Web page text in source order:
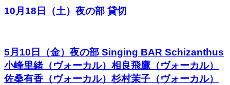
10月18日（土）夜の部 貸切
5月10日（金）夜の部 Singing BAR Schizanthus
小峰里緒（ヴォーカル）相良飛鷹（ヴォーカル）
佐桑有香（ヴォーカル）杉村茉子（ヴォーカル）